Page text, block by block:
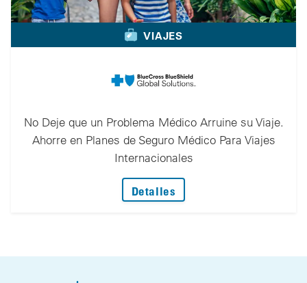
VIAJES
No Deje que un Problema Médico Arruine su Viaje.
Ahorre en Planes de Seguro Médico Para Viajes
Internacionales
Detalles